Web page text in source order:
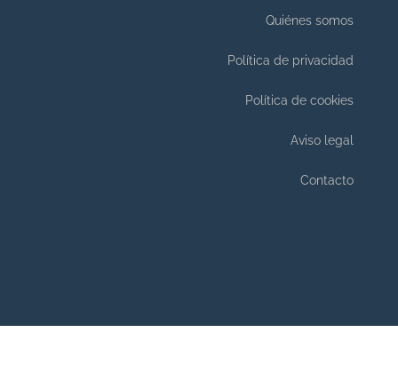
Quiénes somos
Política de privacidad
Política de cookies
Aviso legal
Contacto